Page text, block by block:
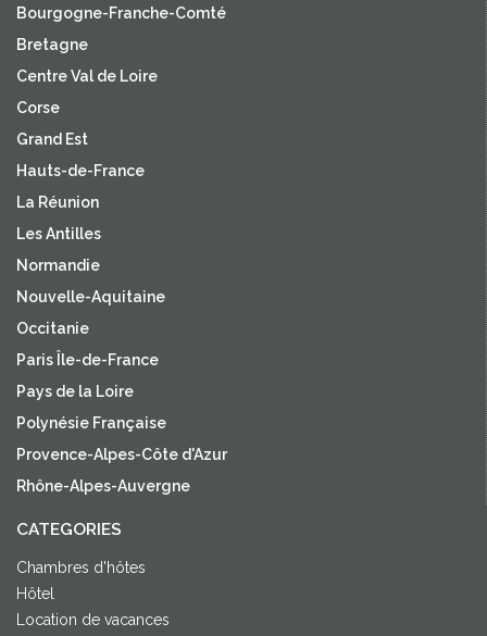
Bourgogne-Franche-Comté
Bretagne
Centre Val de Loire
Corse
Grand Est
Hauts-de-France
La Réunion
Les Antilles
Normandie
Nouvelle-Aquitaine
Occitanie
Paris Île-de-France
Pays de la Loire
Polynésie Française
Provence-Alpes-Côte d'Azur
Rhône-Alpes-Auvergne
CATEGORIES
Chambres d'hôtes
Hôtel
Location de vacances